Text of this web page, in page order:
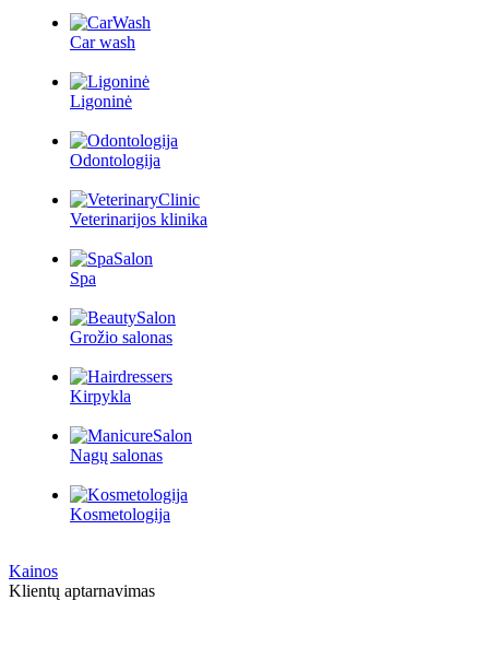
Car wash
Ligoninė
Odontologija
Veterinarijos klinika
Spa
Grožio salonas
Kirpykla
Nagų salonas
Kosmetologija
Kainos
Klientų aptarnavimas